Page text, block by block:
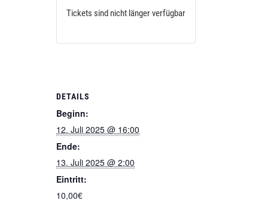
DETAILS
Beginn:
12. Juli 2025 @ 16:00
Ende:
13. Juli 2025 @ 2:00
Eintritt:
10,00€
Tickets sind nicht länger verfügbar